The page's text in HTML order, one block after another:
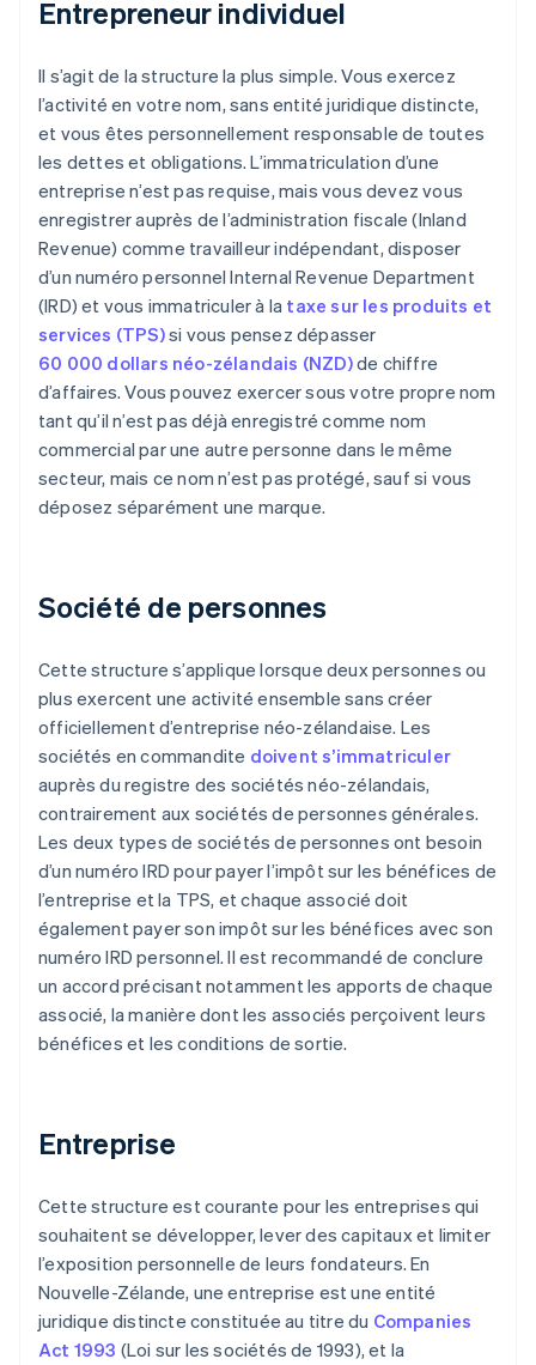
Entrepreneur individuel
Il s’agit de la structure la plus simple. Vous exercez
l’activité en votre nom, sans entité juridique distincte,
et vous êtes personnellement responsable de toutes
les dettes et obligations. L’immatriculation d’une
entreprise n’est pas requise, mais vous devez vous
enregistrer auprès de l’administration fiscale (Inland
Revenue) comme travailleur indépendant, disposer
d’un numéro personnel Internal Revenue Department
(IRD) et vous immatriculer à la taxe sur les produits et
services (TPS)si vous pensez dépasser
60 000 dollars néo-zélandais (NZD)de chiffre
d’affaires. Vous pouvez exercer sous votre propre nom
tant qu’il n’est pas déjà enregistré comme nom
commercial par une autre personne dans le même
secteur, mais ce nom n’est pas protégé, sauf si vous
déposez séparément une marque.
Société de personnes
Cette structure s’applique lorsque deux personnes ou
plus exercent une activité ensemble sans créer
officiellement d’entreprise néo-zélandaise. Les
sociétés en commandite doivent s’immatriculer
auprès du registre des sociétés néo-zélandais,
contrairement aux sociétés de personnes générales.
Les deux types de sociétés de personnes ont besoin
d’un numéro IRD pour payer l’impôt sur les bénéfices de
l’entreprise et la TPS, et chaque associé doit
également payer son impôt sur les bénéfices avec son
numéro IRD personnel. Il est recommandé de conclure
un accord précisant notamment les apports de chaque
associé, la manière dont les associés perçoivent leurs
bénéfices et les conditions de sortie.
Entreprise
Cette structure est courante pour les entreprises qui
souhaitent se développer, lever des capitaux et limiter
l’exposition personnelle de leurs fondateurs. En
Nouvelle-Zélande, une entreprise est une entité
juridique distincte constituée au titre du Companies
Act 1993 (Loi sur les sociétés de 1993), et la